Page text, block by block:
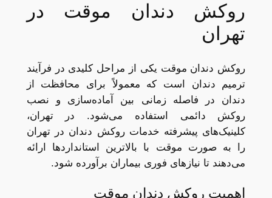
روکش دندان موقت در
تهران
روکش دندان موقت یکی از مراحل کلیدی در فرآیند
ترمیم دندان است که معمولاً برای محافظت از
دندان در فاصله زمانی بین آماده‌سازی و نصب
روکش دائمی استفاده می‌شود. در تهران،
کلینیک‌های پیشرفته خدمات روکش دندان در تهران
را به صورت موقت با بالاترین استانداردها ارائه
می‌دهند تا نیازهای فوری بیماران برآورده شود.
اهمیت روکش دندان موقت